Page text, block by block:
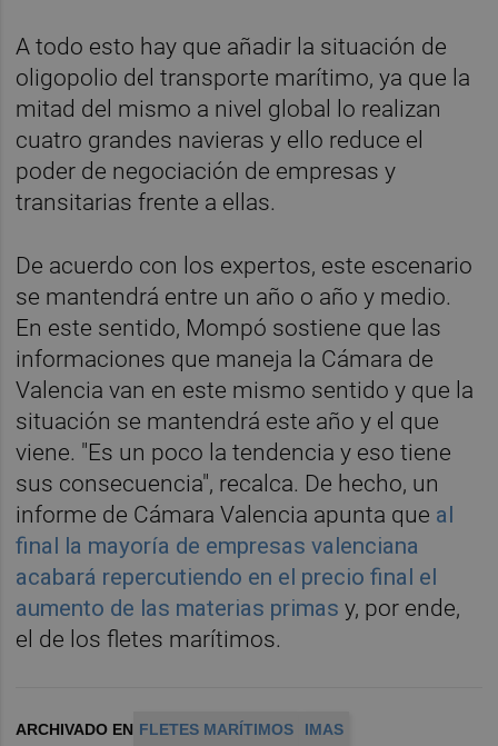
A todo esto hay que añadir la situación de
oligopolio del transporte marítimo, ya que la
mitad del mismo a nivel global lo realizan
cuatro grandes navieras y ello reduce el
poder de negociación de empresas y
transitarias frente a ellas.
De acuerdo con los expertos, este escenario
se mantendrá entre un año o año y medio.
En este sentido, Mompó sostiene que las
informaciones que maneja la Cámara de
Valencia van en este mismo sentido y que la
situación se mantendrá este año y el que
viene. "Es un poco la tendencia y eso tiene
sus consecuencia", recalca. De hecho, un
informe de Cámara Valencia apunta que al
final la mayoría de empresas valenciana
acabará repercutiendo en el precio final el
aumento de las materias primas y, por ende,
el de los fletes marítimos.
ARCHIVADO EN FLETES MARÍTIMOS IMAS